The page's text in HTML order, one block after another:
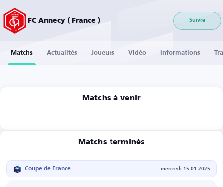
FC Annecy ( France ) Suivre
Matchs Actualités Joueurs Vidéo Informations
Matchs à venir
Matchs terminés
Coupe de France mercredi 15-01-2025